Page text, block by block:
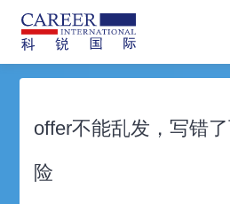
offer不能乱发，写错
险